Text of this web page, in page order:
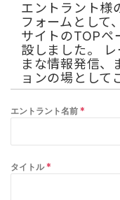
エントラント様
フォームとし
サイトのTOPペ
設しました。
まな情報発信、
ョンの場として
エントラント名前*
タイトル*